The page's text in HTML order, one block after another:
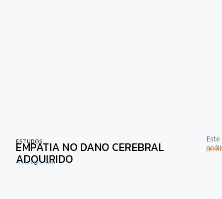
ESTUDOS
EMPATIA NO DANO CEREBRAL
ADQUIRIDO
15 de Julho, 2026
Ler